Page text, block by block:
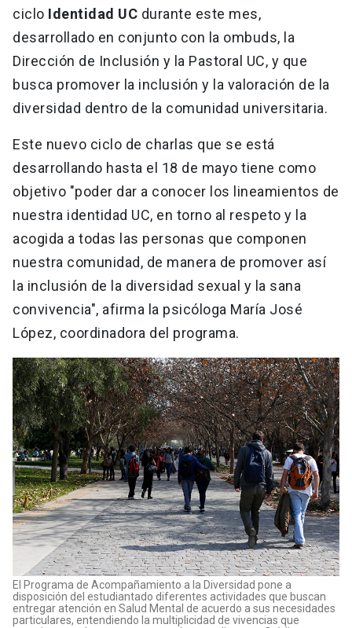
ciclo Identidad UC durante este mes,
desarrollado en conjunto con la ombuds, la
Dirección de Inclusión y la Pastoral UC, y que
busca promover la inclusión y la valoración de la
diversidad dentro de la comunidad universitaria.
Este nuevo ciclo de charlas que se está
desarrollando hasta el 18 de mayo tiene como
objetivo "poder dar a conocer los lineamientos de
nuestra identidad UC, en torno al respeto y la
acogida a todas las personas que componen
nuestra comunidad, de manera de promover así
la inclusión de la diversidad sexual y la sana
convivencia", afirma la psicóloga María José
López, coordinadora del programa.
El Programa de Acompañamiento a la Diversidad pone a
disposición del estudiantado diferentes actividades que buscan
entregar atención en Salud Mental de acuerdo a sus necesidades
particulares, entendiendo la multiplicidad de vivencias que